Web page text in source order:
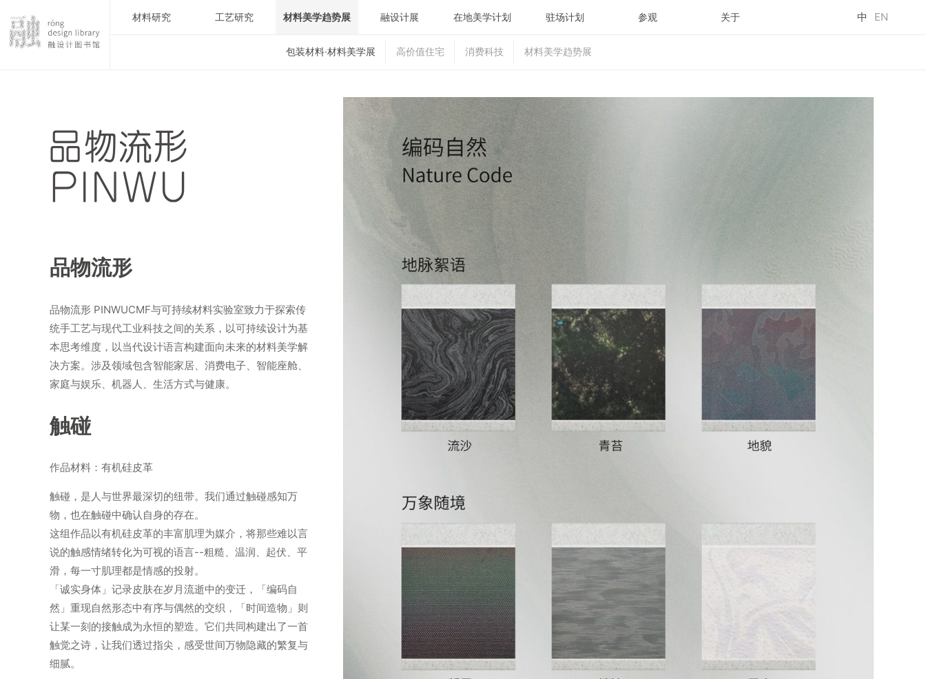
材料研究 工艺研究 材料美学趋势展
包装材料·材料美学展 高价值住宅 消费科技 材料美学趋势展
融设计展 在地美学计划 驻场计划 参观 关于 中 EN
品物流形
品物流形 PINWUCMF与可持续材料实验室致力于探索传
统手工艺与现代工业科技之间的关系，以可持续设计为基
本思考维度，以当代设计语言构建面向未来的材料美学解
决方案。涉及领域包含智能家居、消费电子、智能座舱、
家庭与娱乐、机器人、生活方式与健康。
触碰
作品材料：有机硅皮革
触碰，是人与世界最深切的纽带。我们通过触碰感知万
物，也在触碰中确认自身的存在。
这组作品以有机硅皮革的丰富肌理为媒介，将那些难以言
说的触感情绪转化为可视的语言--粗糙、温润、起伏、平
滑，每一寸肌理都是情感的投射。
「诚实身体」记录皮肤在岁月流逝中的变迁，「编码自
然」重现自然形态中有序与偶然的交织，「时间造物」则
让某一刻的接触成为永恒的塑造。它们共同构建出了一首
触觉之诗，让我们透过指尖，感受世间万物隐藏的繁复与
细腻。